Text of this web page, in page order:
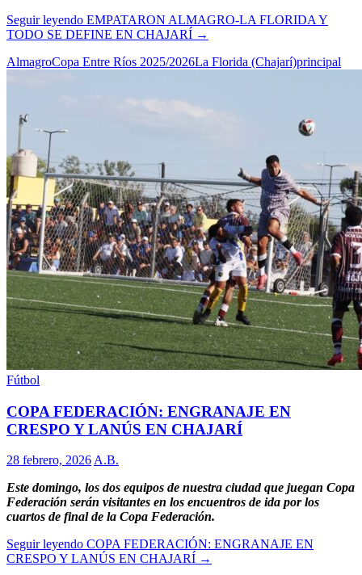
Seguir leyendo EMPATARON ALMAGRO-LA FLORIDA Y
TODO SE DEFINE EN CHAJARÍ →
AlmagroCopa Entre Ríos 2025/2026La Florida (Chajarí)principal
Fútbol
COPA FEDERACIÓN: ENGRANAJE EN
CRESPO Y LANÚS EN CHAJARÍ
28 febrero, 2026A.B.
Este domingo, los dos equipos de nuestra ciudad que juegan Copa
Federación serán visitantes en los encuentros de ida por los
cuartos de final de la Copa Federación.
Seguir leyendo COPA FEDERACIÓN: ENGRANAJE EN
CRESPO Y LANÚS EN CHAJARÍ →